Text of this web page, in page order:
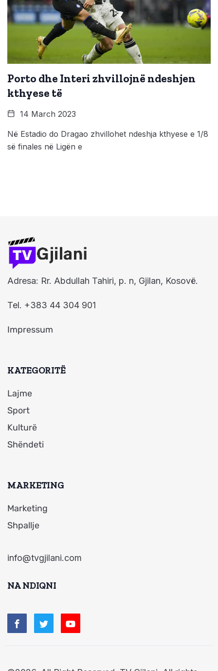
Porto dhe Interi zhvillojnë ndeshjen
kthyese të
14 March 2023
Në Estadio do Dragao zhvillohet ndeshja kthyese e 1/8
së finales në Ligën e
Adresa: Rr. Abdullah Tahiri, p. n, Gjilan, Kosovë.
Tel. +383 44 304 901
Impressum
KATEGORITË
Lajme
Sport
Kulturë
Shëndeti
MARKETING
Marketing
Shpallje
info@tvgjilani.com
NA NDIQNI